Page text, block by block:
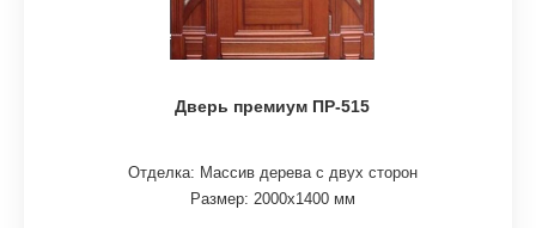
Дверь премиум ПР-515
Отделка: Массив дерева с двух сторон
Размер: 2000х1400 мм